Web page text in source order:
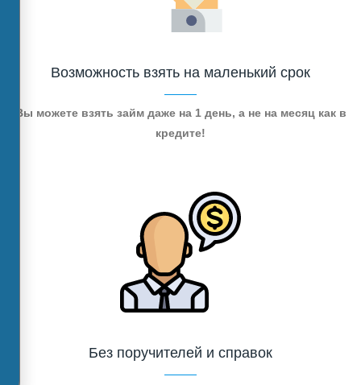
Возможность взять на маленький срок
Вы можете взять займ даже на 1 день, а не на месяц как в
кредите!
Без поручителей и справок